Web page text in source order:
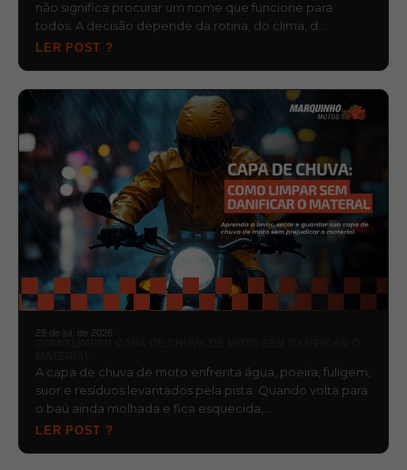
não significa procurar um nome que funcione para
todos. A decisão depende da rotina, do clima, d…
LER POST ?
29 de jul. de 2026
A capa de chuva de moto enfrenta água, poeira, fuligem,
suor e resíduos levantados pela pista. Quando volta para
o baú ainda molhada e fica esquecida,…
LER POST ?